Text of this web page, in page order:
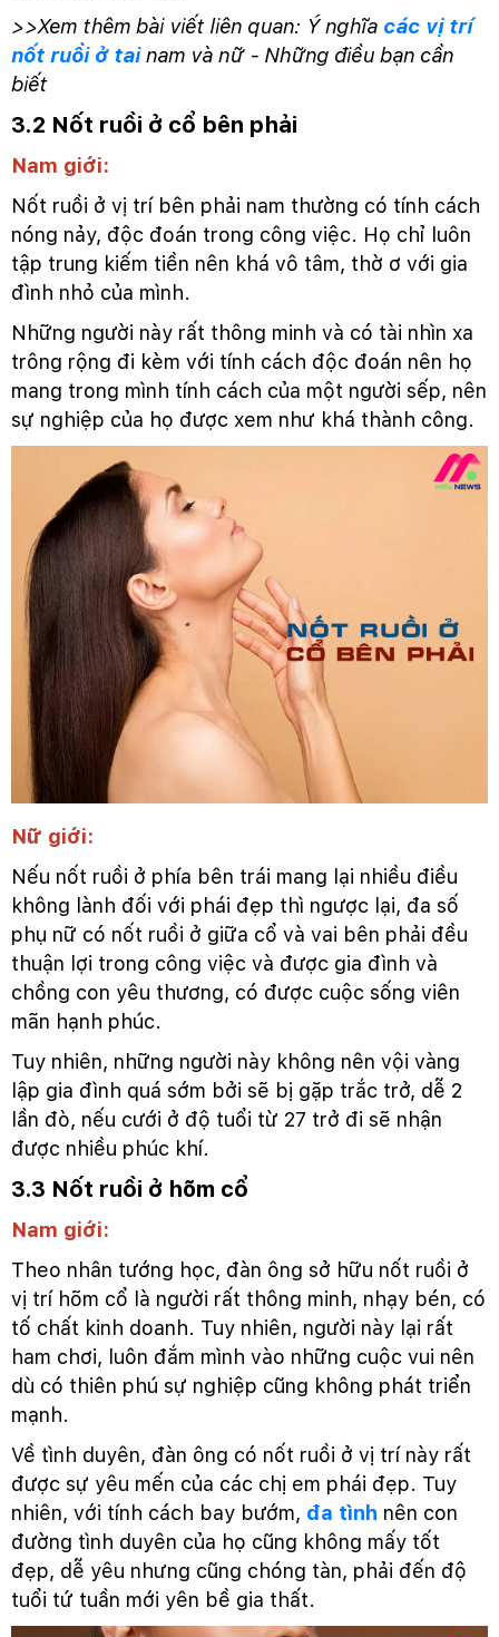
>>Xem thêm bài viết liên quan: Ý nghĩa các vị trí
nốt ruồi ở tainam và nữ - Những điều bạn cần
biết
3.2 Nốt ruồi ở cổ bên phải
Nam giới:
Nốt ruồi ở vị trí bên phải nam thường có tính cách
nóng nảy, độc đoán trong công việc. Họ chỉ luôn
tập trung kiếm tiền nên khá vô tâm, thờ ơ với gia
đình nhỏ của mình.
Những người này rất thông minh và có tài nhìn xa
trông rộng đi kèm với tính cách độc đoán nên họ
mang trong mình tính cách của một người sếp, nên
sự nghiệp của họ được xem như khá thành công.
Nữ giới:
Nếu nốt ruồi ở phía bên trái mang lại nhiều điều
không lành đối với phái đẹp thì ngược lại, đa số
phụ nữ có nốt ruồi ở giữa cổ và vai bên phải đều
thuận lợi trong công việc và được gia đình và
chồng con yêu thương, có được cuộc sống viên
mãn hạnh phúc.
Tuy nhiên, những người này không nên vội vàng
lập gia đình quá sớm bởi sẽ bị gặp trắc trở, dễ 2
lần đò, nếu cưới ở độ tuổi từ 27 trở đi sẽ nhận
được nhiều phúc khí.
3.3 Nốt ruồi ở hõm cổ
Nam giới:
Theo nhân tướng học, đàn ông sở hữu nốt ruồi ở
vị trí hõm cổ là người rất thông minh, nhạy bén, có
tố chất kinh doanh. Tuy nhiên, người này lại rất
ham chơi, luôn đắm mình vào những cuộc vui nên
dù có thiên phú sự nghiệp cũng không phát triển
mạnh.
Về tình duyên, đàn ông có nốt ruồi ở vị trí này rất
được sự yêu mến của các chị em phái đẹp. Tuy
nhiên, với tính cách bay bướm, đa tình nên con
đường tình duyên của họ cũng không mấy tốt
đẹp, dễ yêu nhưng cũng chóng tàn, phải đến độ
tuổi tứ tuần mới yên bề gia thất.